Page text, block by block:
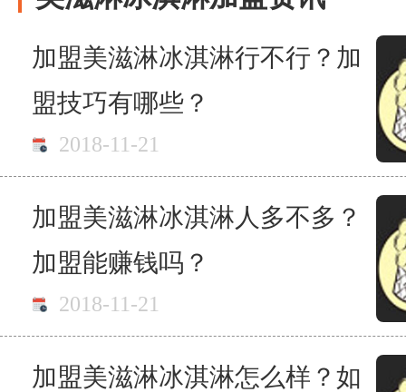
加盟美滋淋冰淇淋行不行？加
盟技巧有哪些？
2018-11-21
加盟美滋淋冰淇淋人多不多？
加盟能赚钱吗？
2018-11-21
加盟美滋淋冰淇淋怎么样？如